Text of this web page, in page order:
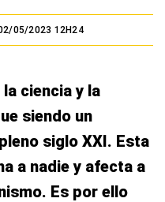
05/2023 12H24
ciencia y la
siendo un
siglo XXI. Esta
a nadie y afecta a
Es por ello